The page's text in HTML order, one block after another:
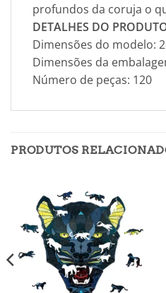
profundos da coruja o
DETALHES DO
Dimensões do modelo:
Dimensões da
Número de peças: 120
PRODUTOS